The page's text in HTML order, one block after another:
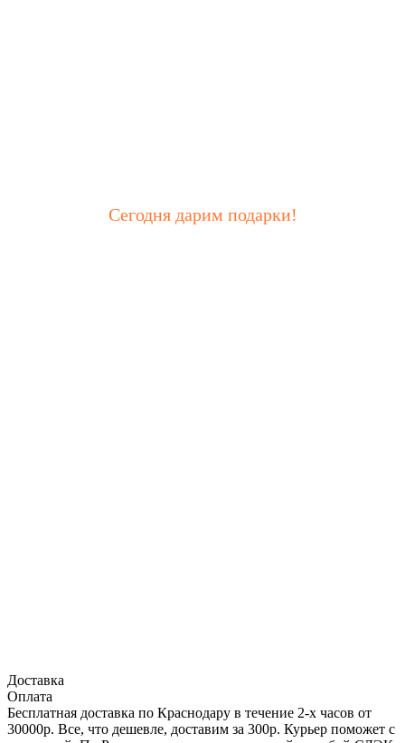
Сегодня дарим подарки!
Доставка
Оплата
Бесплатная доставка по Краснодару в течение 2-х часов от
30000р. Все, что дешевле, доставим за 300р. Курьер поможет с